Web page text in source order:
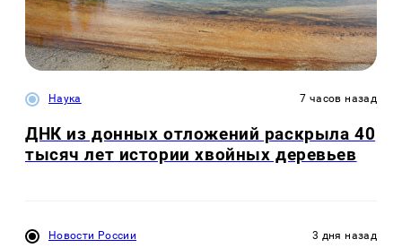
Наука 7 часов назад
ДНК из донных отложений раскрыла 40
тысяч лет истории хвойных деревьев
Новости России 3 дня назад